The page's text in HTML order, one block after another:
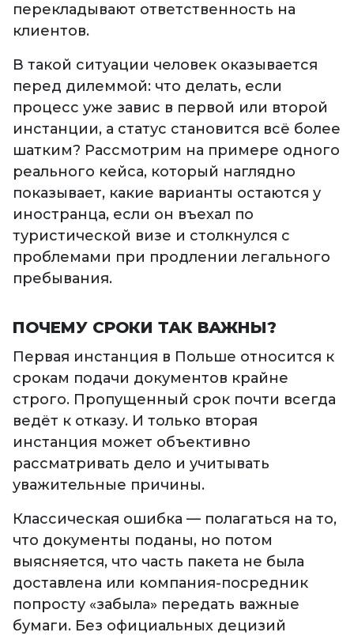
перекладывают ответственность на
клиентов.
В такой ситуации человек оказывается
перед дилеммой: что делать, если
процесс уже завис в первой или второй
инстанции, а статус становится всё более
шатким? Рассмотрим на примере одного
реального кейса, который наглядно
показывает, какие варианты остаются у
иностранца, если он въехал по
туристической визе и столкнулся с
проблемами при продлении легального
пребывания.
ПОЧЕМУ СРОКИ ТАК ВАЖНЫ?
Первая инстанция в Польше относится к
срокам подачи документов крайне
строго. Пропущенный срок почти всегда
ведёт к отказу. И только вторая
инстанция может объективно
рассматривать дело и учитывать
уважительные причины.
Классическая ошибка — полагаться на то,
что документы поданы, но потом
выясняется, что часть пакета не была
доставлена или компания-посредник
попросту «забыла» передать важные
бумаги. Без официальных децизий